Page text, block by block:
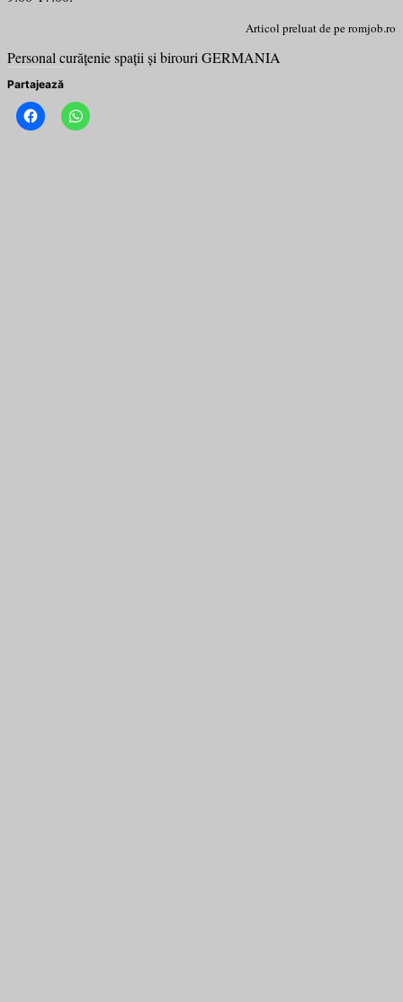
Articol preluat de pe romjob.ro
Personal curățenie spații și birouri GERMANIA
Partajează